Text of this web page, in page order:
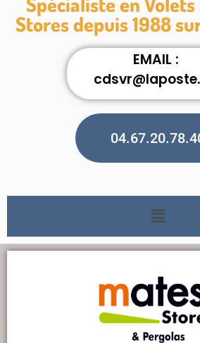
Stores depuis 1988
EMAIL :